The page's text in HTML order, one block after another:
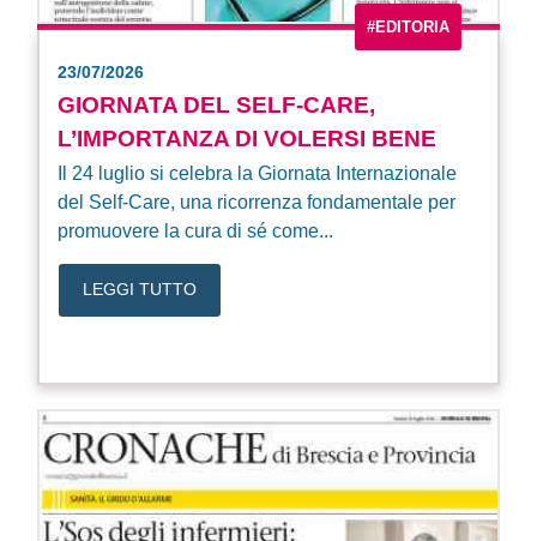
#EDITORIA
23/07/2026
GIORNATA DEL SELF-CARE,
L’IMPORTANZA DI VOLERSI BENE
Il 24 luglio si celebra la Giornata Internazionale
del Self-Care, una ricorrenza fondamentale per
promuovere la cura di sé come...
LEGGI TUTTO